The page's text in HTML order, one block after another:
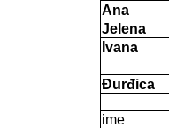
Ana
Jelena
Ivana
Đurđica
ime